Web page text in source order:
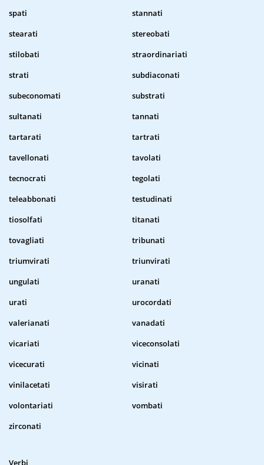
spati
stannati
stearati
stereobati
stilobati
straordinariati
strati
subdiaconati
subeconomati
substrati
sultanati
tannati
tartarati
tartrati
tavellonati
tavolati
tecnocrati
tegolati
teleabbonati
testudinati
tiosolfati
titanati
tovagliati
tribunati
triumvirati
triunvirati
ungulati
uranati
urati
urocordati
valerianati
vanadati
vicariati
viceconsolati
vicecurati
vicinati
vinilacetati
visirati
volontariati
vombati
zirconati
Verbi